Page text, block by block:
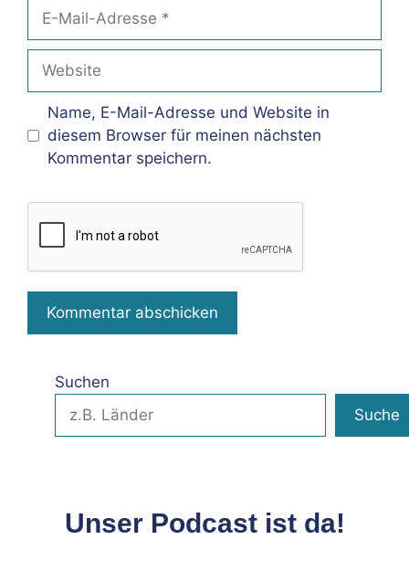
Mail-
Adresse
Name, E-Mail-Adresse und Website in
diesem Browser für meinen nächsten
Kommentar speichern.
Suchen
Suche
Unser Podcast ist da!